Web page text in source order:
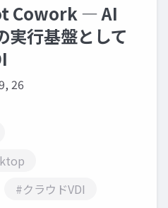
Cowork ― AI
実行基盤として
26
#クラウドVDI